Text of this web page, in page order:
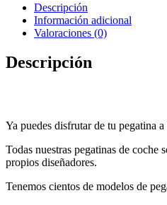
Descripción
Información adicional
Valoraciones (0)
Descripción
Ya puedes disfrutar de tu pegatina
Todas nuestras pegatinas de
propios diseñadores.
Tenemos cientos de modelos de